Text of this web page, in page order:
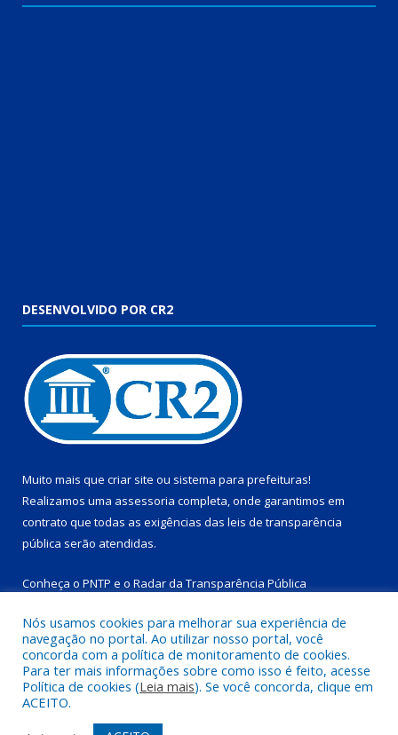
DESENVOLVIDO POR CR2
Muito mais que criar site ou sistema para prefeituras!
Realizamos uma assessoria completa, onde garantimos em
contrato que todas as exigências das leis de transparência
pública serão atendidas.
Conheça o PNTP e o Radar da Transparência Pública
Todos os direitos reservados a Prefeitura Municipal de
Salinópolis.
Nós usamos cookies para melhorar sua experiência de
navegação no portal. Ao utilizar nosso portal, você
concorda com a política de monitoramento de cookies.
Para ter mais informações sobre como isso é feito, acesse
Política de cookies (Leia mais). Se você concorda, clique em
ACEITO.